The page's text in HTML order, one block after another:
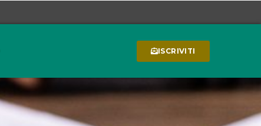
ISCRIVITI